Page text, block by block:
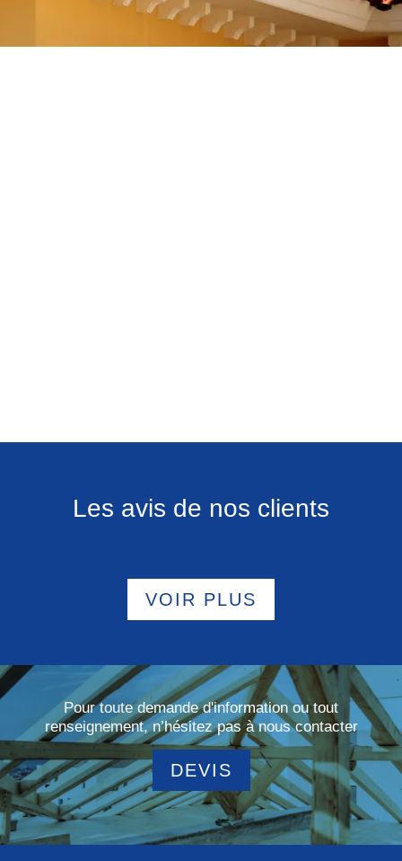
Les avis de nos clients
VOIR PLUS
Pour toute demande d'information ou tout
renseignement, n’hésitez pas à nous contacter
DEVIS